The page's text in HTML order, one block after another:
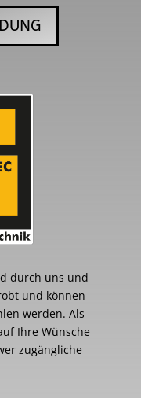
durch uns und
und können
werden. Als
Ihre Wünsche
zugängliche